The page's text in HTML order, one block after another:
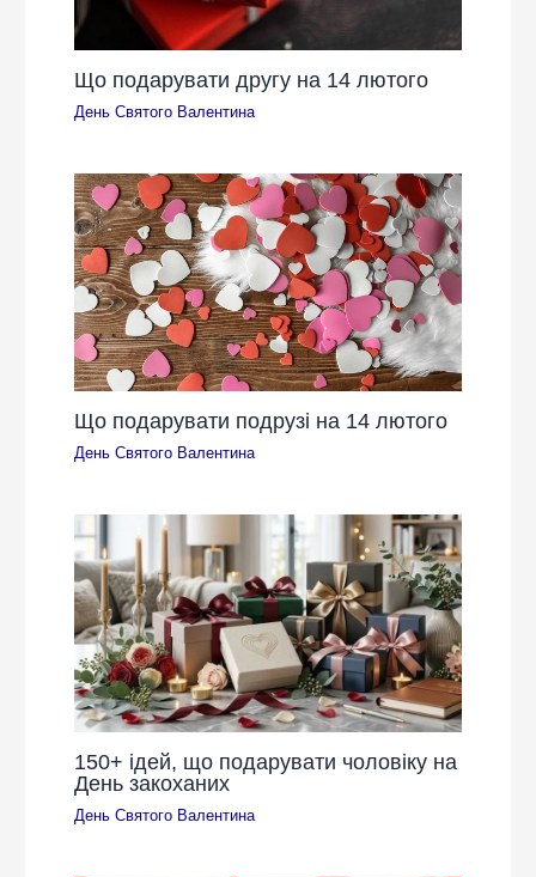
Що подарувати другу на 14 лютого
День Святого Валентина
Що подарувати подрузі на 14 лютого
День Святого Валентина
150+ ідей, що подарувати чоловіку на
День закоханих
День Святого Валентина